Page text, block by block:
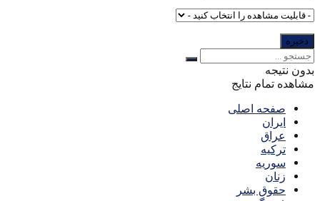
بدون نتیجه
مشاهده تمام نتایج
صفحه اصلی
ایران
عراق
ترکیه
سوریه
زنان
حقوق بشر